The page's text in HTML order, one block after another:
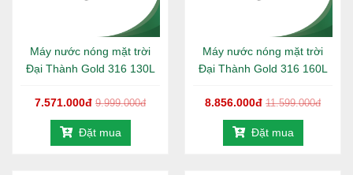
Máy nước nóng mặt trời
Đại Thành Gold 316 130L
7.571.000đ 9.999.000đ
Đặt mua
Máy nước nóng mặt trời
Đại Thành Gold 316 160L
8.856.000đ 11.599.000đ
Đặt mua